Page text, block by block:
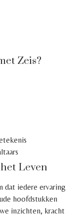
Zeis?
Leven
dat iedere ervaring
hoofdstukken
inzichten, kracht